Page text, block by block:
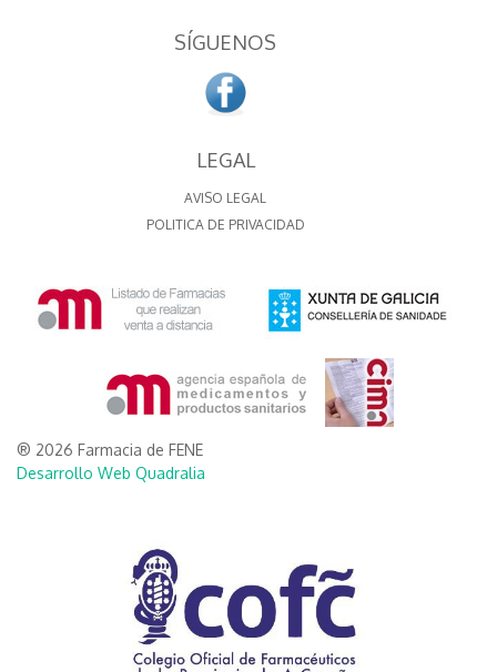
SÍGUENOS
LEGAL
AVISO LEGAL
POLITICA DE PRIVACIDAD
® 2026 Farmacia de FENE
Desarrollo Web Quadralia